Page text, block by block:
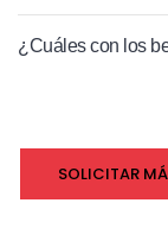
¿Cuáles con los
SOLICITAR